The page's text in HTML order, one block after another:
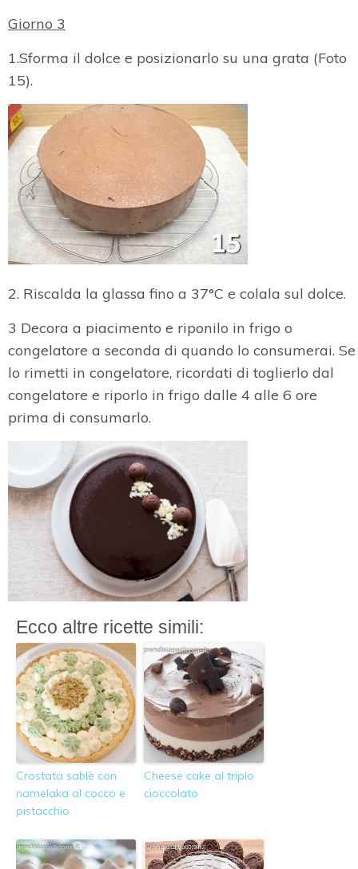
Giorno 3
1.Sforma il dolce e posizionarlo su una grata (Foto
15).
2. Riscalda la glassa fino a 37°C e colala sul dolce.
3 Decora a piacimento e riponilo in frigo o
congelatore a seconda di quando lo consumerai. Se
lo rimetti in congelatore, ricordati di toglierlo dal
congelatore e riporlo in frigo dalle 4 alle 6 ore
prima di consumarlo.
Ecco altre ricette simili:
Crostata sablè con
namelaka al cocco e
pistacchio
Cheese cake al triplo
cioccolato